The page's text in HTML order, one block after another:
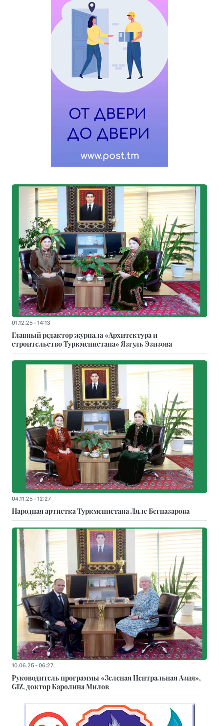
01.12.25 - 14:13
Главный редактор журнала «Архитектура и
строительство Туркменистана» Язгуль Эзизова
04.11.25 - 12:27
Народная артистка Туркменистана Ляле Бегназарова
10.06.25 - 06:27
Руководитель программы «Зеленая Центральная Азия»,
GIZ, доктор Каролина Милов